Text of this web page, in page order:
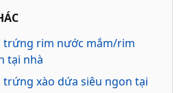
trứng rim nước mắm/rim
tại nhà
trứng xào dứa siêu ngon tại